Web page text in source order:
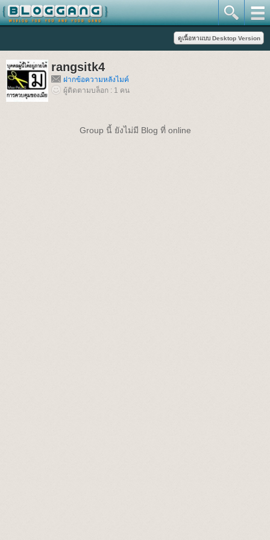
rangsitk4
ฝากข้อความหลังไมค์
ผู้ติดตามบล็อก : 1 คน
Group นี้ ยังไม่มี Blog ที่ online